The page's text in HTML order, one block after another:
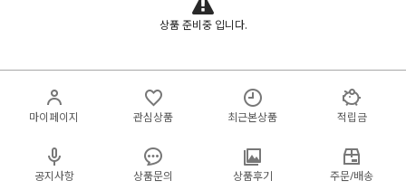
상품 준비중 입니다.
마이페이지 관심상품 최근본상품 적립금
공지사항 상품문의 상품후기 주문/배송